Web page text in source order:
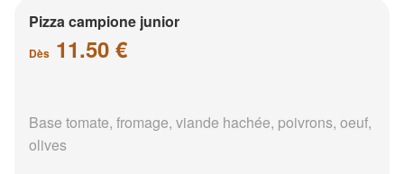
Pizza campione junior
Dès 11.50 €
Base tomate, fromage, viande hachée, poivrons, oeuf,
olives